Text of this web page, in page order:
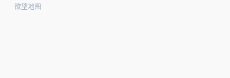
欲望地图